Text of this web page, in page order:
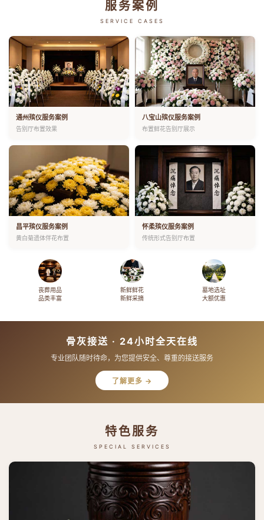
服务案例
SERVICE CASES
通州殡仪服务案例
告别厅布置效果
八宝山殡仪服务案例
布置鲜花告别厅展示
昌平殡仪服务案例
黄白菊遗体伴花布置
怀柔殡仪服务案例
传统形式告别厅布置
丧葬用品
品类丰富
新鲜鲜花
新鲜采摘
墓地选址
大额优惠
骨灰接送 · 24小时全天在线
专业团队随时待命，为您提供安全、尊重的接送服务
了解更多 →
特色服务
SPECIAL SERVICES